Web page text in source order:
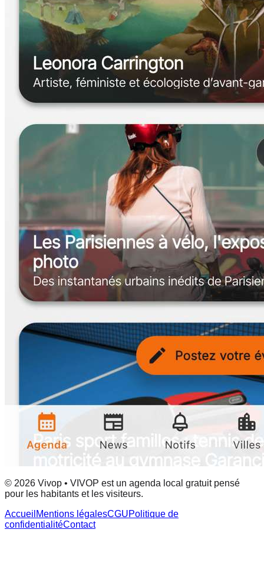
© 2026 Vivop • VIVOP est un agenda local gratuit pensé
pour les habitants et les visiteurs.
Accueil Mentions légalesCGUPolitique de
confidentialitéContact